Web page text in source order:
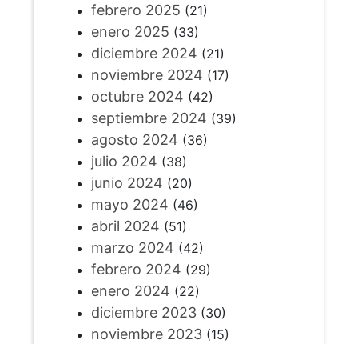
febrero 2025 (21)
enero 2025 (33)
diciembre 2024 (21)
noviembre 2024 (17)
octubre 2024 (42)
septiembre 2024 (39)
agosto 2024 (36)
julio 2024 (38)
junio 2024 (20)
mayo 2024 (46)
abril 2024 (51)
marzo 2024 (42)
febrero 2024 (29)
enero 2024 (22)
diciembre 2023(30)
noviembre 2023(15)